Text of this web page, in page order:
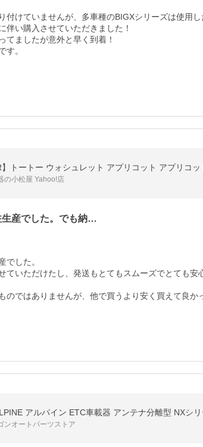
付けていませんが、多車種のBIGXシリーズは使用
伴い購入させていただきました！
てましたが意外と早く到着！
す。
】トートー ウォシュレット アプリコット アプリコ
の小松屋 Yahoo!店
生産でした。でも納…
でした。
ていただけたし、発送もとてもスムーズでとても安
のではありませんが、他で買うより安く買えて良か
アルパイン ETC車載器 アンテナ分離型 NXシ
ンオートパーツストア